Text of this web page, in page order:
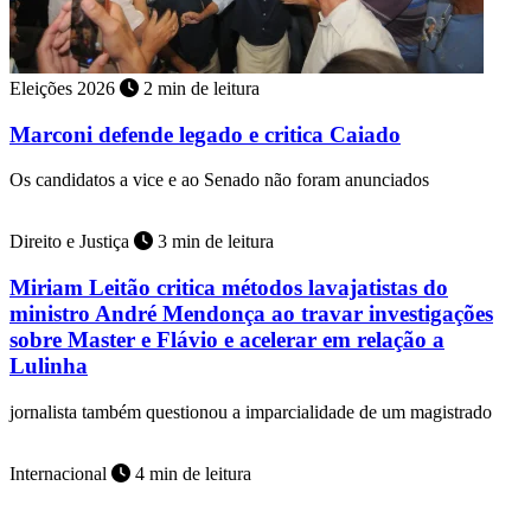
Eleições 2026 2 min de leitura
Marconi defende legado e critica Caiado
Os candidatos a vice e ao Senado não foram anunciados
Direito e Justiça 3 min de leitura
Miriam Leitão critica métodos lavajatistas do
ministro André Mendonça ao travar investigações
sobre Master e Flávio e acelerar em relação a
Lulinha
jornalista também questionou a imparcialidade de um magistrado
Internacional 4 min de leitura